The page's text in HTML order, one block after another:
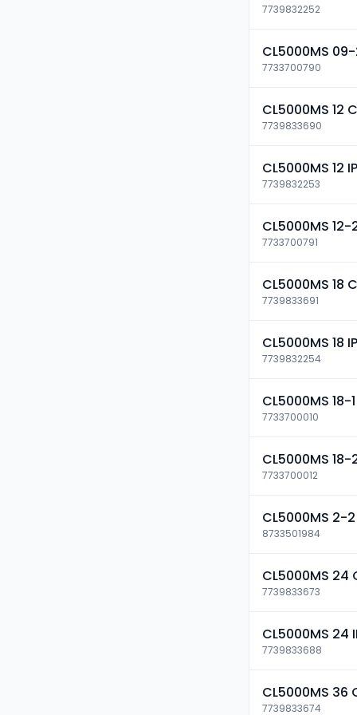
7739832252
CL5000MS
7733700790
CL5000MS 12
7739833690
CL5000MS 12
7739832253
CL5000MS 12-
7733700791
CL5000MS 18
7739833691
CL5000MS 18
7739832254
CL5000MS 18-
7733700010
CL5000MS 18-
7733700012
CL5000MS 2-2
8733501984
CL5000MS 24
7739833673
CL5000MS 24
7739833688
CL5000MS 36
7739833674